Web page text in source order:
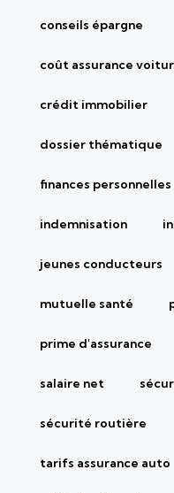
conseils épargne
coût assurance
crédit immobilier
dossier thématique
finances personnelles
indemnisation
jeunes conducteurs
mutuelle santé
prime d'assurance
salaire net
sécurité routière
tarifs assurance auto